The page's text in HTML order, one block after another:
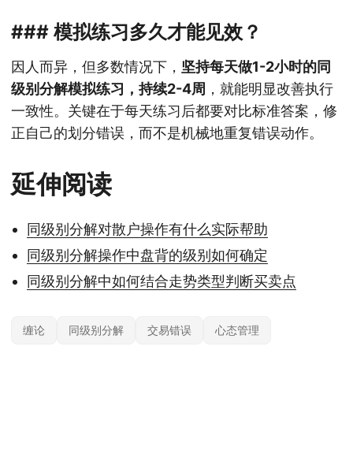
### 模拟练习多久才能见效？
因人而异，但多数情况下， 坚持每天做1-2小时的同
级别分解模拟练习，持续2-4周 ，就能明显改善执行
一致性。关键在于每天练习后都要对比标准答案，修
正自己的划分错误，而不是机械地重复错误动作。
延伸阅读
同级别分解对散户操作有什么实际帮助
同级别分解操作中盘背的级别如何确定
同级别分解中如何结合走势类型判断买卖点
缠论 同级别分解 交易错误 心态管理